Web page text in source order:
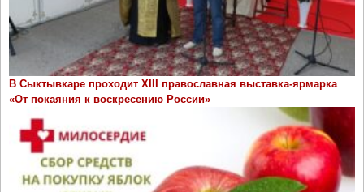
В Сыктывкаре проходит ХIII православная выставка-ярмарка
«От покаяния к воскресению России»